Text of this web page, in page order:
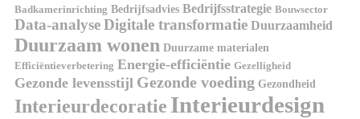
Badkamerinrichting Bedrijfsadvies Bedrijfsstrategie Bouwsector
Data-analyseDigitale transformatie Duurzaamheid
Duurzaam wonen Duurzame materialen
Efficiëntieverbetering Energie-efficiëntie Gezelligheid
Gezonde levensstijl Gezonde voeding Gezondheid
Interieurdecoratie Interieurdesign